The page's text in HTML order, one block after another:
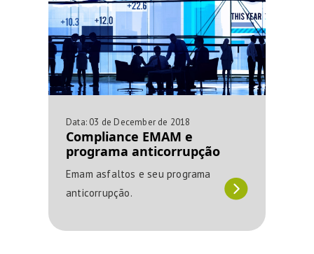
Data: 03 de December de 2018
Compliance EMAM e
programa anticorrupção
Emam asfaltos e seu programa
anticorrupção.